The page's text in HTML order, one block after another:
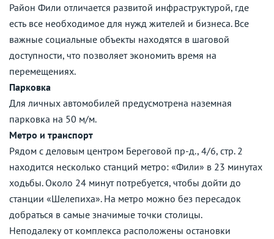
Район Фили отличается развитой инфраструктурой, где
есть все необходимое для нужд жителей и бизнеса. Все
важные социальные объекты находятся в шаговой
доступности, что позволяет экономить время на
перемещениях.
Парковка
Для личных автомобилей предусмотрена наземная
парковка на 50 м/м.
Метро и транспорт
Рядом с деловым центром Береговой пр-д., 4/6, стр. 2
находится несколько станций метро: «Фили» в 23 минутах
ходьбы. Около 24 минут потребуется, чтобы дойти до
станции «Шелепиха». На метро можно без пересадок
добраться в самые значимые точки столицы.
Неподалеку от комплекса расположены остановки